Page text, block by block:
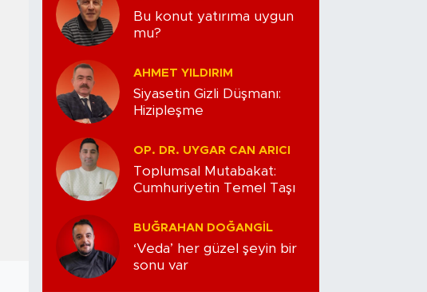
Bu konut yatırıma uygun
mu?
AHMET YILDIRIM
Siyasetin Gizli Düşmanı:
Hizipleşme
OP. DR. UYGAR CAN ARICI
Toplumsal Mutabakat:
Cumhuriyetin Temel Taşı
BUĞRAHAN DOĞANGIL
‘Veda’ her güzel şeyin bir
sonu var